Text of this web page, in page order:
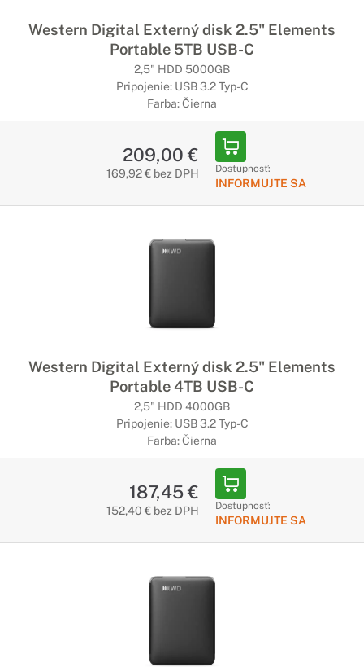
Prislušenstvo pre disky
Kvalitné doplnky pre váš disk
Objavte príslušenstvo pre pevné disky ako sú puzdra, obaly,
Western Digital Externý disk 2.5" Elements
Portable 5TB USB-C
2,5" HDD 5000GB
Pripojenie: USB 3.2 Typ-C
Farba: Čierna
209,00 €
169,92 € bez DPH Dostupnosť:
INFORMUJTE SA
Western Digital Externý disk 2.5" Elements
Portable 4TB USB-C
2,5" HDD 4000GB
Pripojenie: USB 3.2 Typ-C
Farba: Čierna
187,45 €
152,40 € bez DPH Dostupnosť:
INFORMUJTE SA